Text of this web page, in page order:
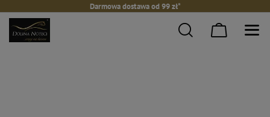
Darmowa dostawa od 99 zł*